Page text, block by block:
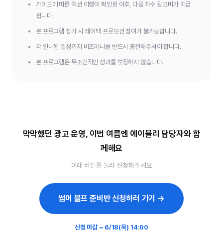
가이드에 따른 액션 이행이 확인된 이후, 다음 차수 광고비가 지급
됩니다.
본 프로그램 참가 시 페이백 프로모션 참여가 불가능합니다.
각 안내된 일정까지 비즈머니를 반드시 충전해주셔야 합니다.
본 프로그램은 무조건적인 성과를 보장하지 않습니다.
막막했던 광고 운영, 이번 여름엔 에이블리 담당자와 함
께해요
아래 버튼을 눌러 신청해주세요
썸머 블프 준비반 신청하러 가기 →
신청 마감 ~ 6/18(목) 14:00